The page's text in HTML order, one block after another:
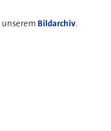
Bildarchiv.